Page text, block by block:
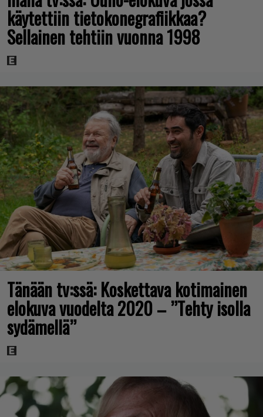
käytettiin tietokonegrafiikkaa?
Sellainen tehtiin vuonna 1998
Tänään tv:ssä: Koskettava kotimainen
elokuva vuodelta 2020 – ”Tehty isolla
sydämellä”